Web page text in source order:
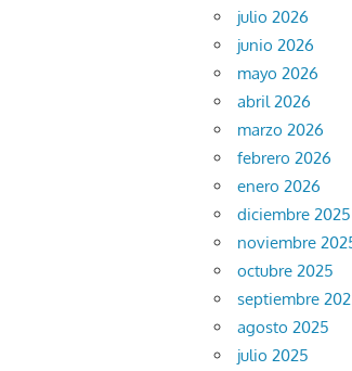
julio 2026
junio 2026
mayo 2026
abril 2026
marzo 2026
febrero 2026
enero 2026
diciembre 2025
noviembre
octubre 2025
septiembre
agosto 2025
julio 2025